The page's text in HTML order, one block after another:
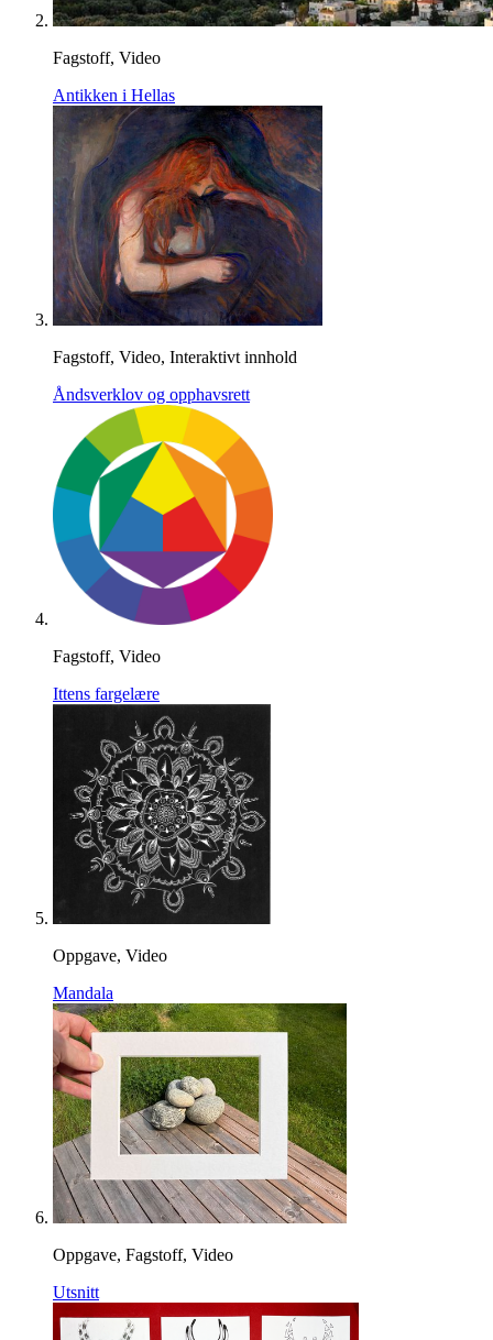
Fagstoff, Video
Antikken i Hellas
Fagstoff, Video, Interaktivt innhold
Åndsverklov og opphavsrett
Fagstoff, Video
Ittens fargelære
Oppgave, Video
Mandala
Oppgave, Fagstoff, Video
Utsnitt